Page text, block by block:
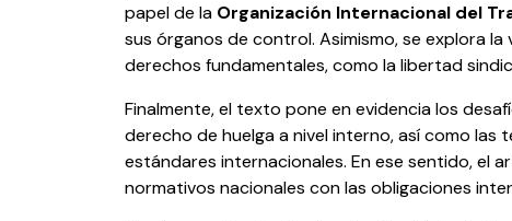
papel de la Organización Internacional del
sus órganos de control. Asimismo, se explora
derechos fundamentales, como la libertad
Finalmente, el texto pone en evidencia los
derecho de huelga a nivel interno, así como
estándares internacionales. En ese sentido, el
normativos nacionales con las obligaciones